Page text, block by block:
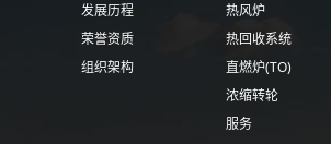
发展历程
荣誉资质
组织架构
热风炉
热回收系统
直燃炉(TO)
浓缩转轮
服务